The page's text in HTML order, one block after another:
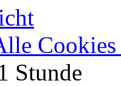
Cookies
Stunde